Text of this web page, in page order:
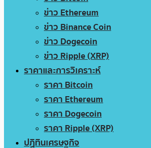
ข่าว Ethereum
ข่าว Binance Coin
ข่าว Dogecoin
ข่าว Ripple (XRP)
ราคาและการวิเคราะห์
ราคา Bitcoin
ราคา Ethereum
ราคา Dogecoin
ราคา Ripple (XRP)
ปฏิทินเศรษฐกิจ